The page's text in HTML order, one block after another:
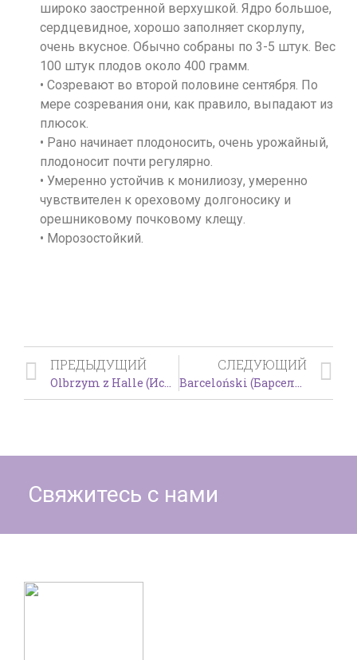
широко заостренной верхушкой. Ядро большое,
сердцевидное, хорошо заполняет скорлупу,
очень вкусное. Обычно собраны по 3-5 штук. Вес
100 штук плодов около 400 грамм.
• Созревают во второй половине сентября. По
мере созревания они, как правило, выпадают из
плюсок.
• Рано начинает плодоносить, очень урожайный,
плодоносит почти регулярно.
• Умеренно устойчив к монилиозу, умеренно
чувствителен к ореховому долгоносику и
орешниковому почковому клещу.
• Морозостойкий.
СЛЕДУЮЩИЙ
ПРЕДЫДУЩИЙ
Свяжитесь с нами